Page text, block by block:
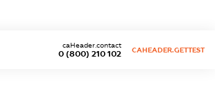
0 (800) 210 102
caHeader.contact
CAHEADER.GETTEST